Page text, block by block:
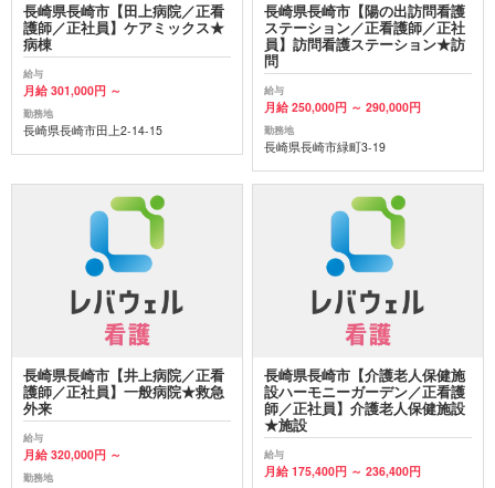
長崎県長崎市【田上病院／正看
護師／正社員】ケアミックス★
病棟
給与
月給 301,000円 ～
勤務地
長崎県長崎市田上2-14-15
長崎県長崎市【陽の出訪問看護
ステーション／正看護師／正社
員】訪問看護ステーション★訪
問
給与
月給 250,000円 ～ 290,000円
勤務地
長崎県長崎市緑町3-19
長崎県長崎市【井上病院／正看
護師／正社員】一般病院★救急
外来
給与
月給 320,000円 ～
勤務地
長崎県長崎市【介護老人保健施
設ハーモニーガーデン／正看護
師／正社員】介護老人保健施設
★施設
給与
月給 175,400円 ～ 236,400円